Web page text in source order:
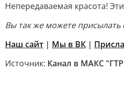
Непередаваемая красота!
Вы так же можете
Наш сайт | Мы в ВК |
Источник: Канал в МАКС